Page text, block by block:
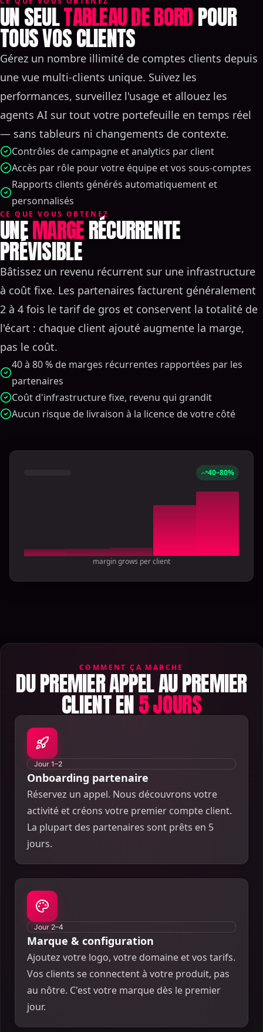
UN SEULTABLEAU DE BORDPOUR
TOUS VOS CLIENTS
Gérez un nombre illimité de comptes clients depuis
une vue multi-clients unique. Suivez les
performances, surveillez l'usage et allouez les
agents AI sur tout votre portefeuille en temps réel
— sans tableurs ni changements de contexte.
Contrôles de campagne et analytics par client
Accès par rôle pour votre équipe et vos sous-comptes
Rapports clients générés automatiquement et
personnalisés
CE QUE VOUS OBTENEZ
UNEMARGERÉCURRENTE
PRÉVISIBLE
Bâtissez un revenu récurrent sur une infrastructure
à coût fixe. Les partenaires facturent généralement
2 à 4 fois le tarif de gros et conservent la totalité de
l'écart : chaque client ajouté augmente la marge,
pas le coût.
40 à 80 % de marges récurrentes rapportées par les
partenaires
Coût d'infrastructure fixe, revenu qui grandit
Aucun risque de livraison à la licence de votre côté
40–80%
margin grows per client
COMMENT ÇA MARCHE
DU PREMIER APPEL AU PREMIER
CLIENT EN5 JOURS
Jour 1–2
Onboarding partenaire
Réservez un appel. Nous découvrons votre
activité et créons votre premier compte client.
La plupart des partenaires sont prêts en 5
jours.
Jour 2–4
Marque & configuration
Ajoutez votre logo, votre domaine et vos tarifs.
Vos clients se connectent à votre produit, pas
au nôtre. C'est votre marque dès le premier
jour.